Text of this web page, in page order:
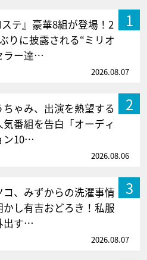
1
ステ』豪華8組が登場！2
りに披露される“ミリオ
ラー達…
2026.08.07
2
ちゃみ、出演を熱望する
気番組を告白「オーディ
ン10…
2026.08.06
3
コ、みずからの洗濯事情
かし有吉おどろき！私服
出す…
2026.08.07